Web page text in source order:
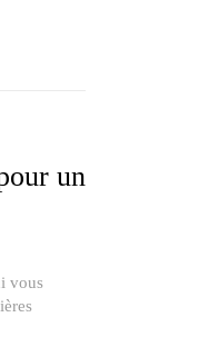
un
vous